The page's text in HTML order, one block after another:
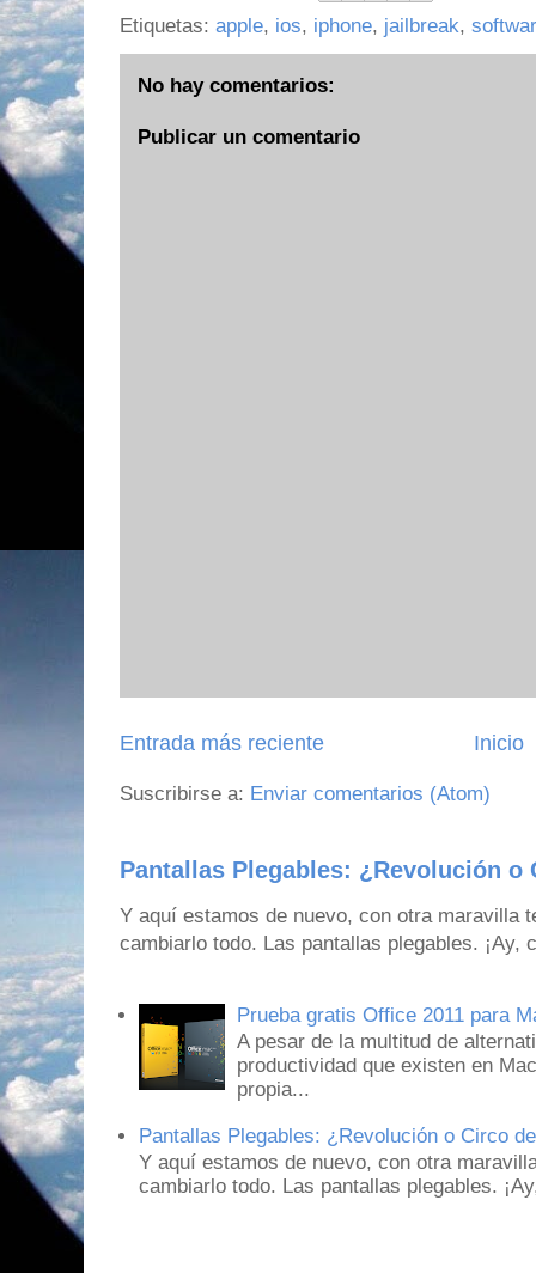
Etiquetas: apple, ios, iphone, jailbreak,
No hay comentarios:
Publicar un comentario
Entrada más reciente Inicio
Suscribirse a: Enviar comentarios (Atom)
Pantallas Plegables: ¿Revolución o
Y aquí estamos de nuevo, con otra maravilla
cambiarlo todo. Las pantallas plegables. ¡Ay,
Prueba gratis Office 2011 para
A pesar de la multitud de
productividad que existen en
propia...
Pantallas Plegables: ¿Revolución o Circo
Y aquí estamos de nuevo, con otra
cambiarlo todo. Las pantallas plegables.